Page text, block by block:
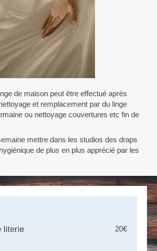
de maison peut être effectué après
et remplacement par du linge
ou nettoyage couvertures etc fin de
mettre dans les studios des draps
de plus en plus apprécié par les
20€
literie